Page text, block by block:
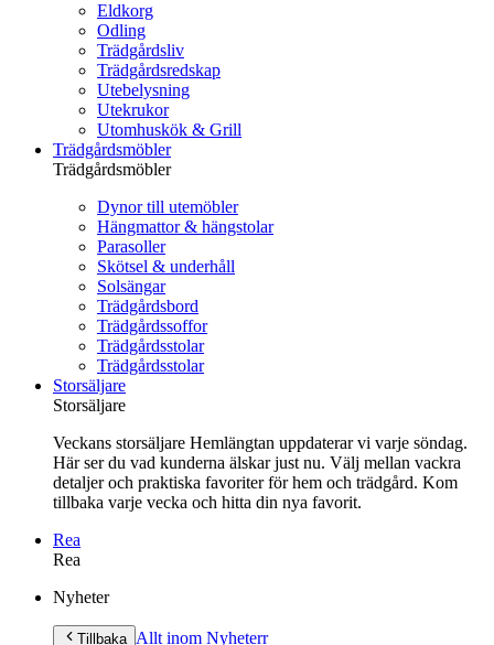
Eldkorg
Odling
Trädgårdsliv
Trädgårdsredskap
Utebelysning
Utekrukor
Utomhuskök & Grill
Trädgårdsmöbler
Trädgårdsmöbler
Dynor till utemöbler
Hängmattor & hängstolar
Parasoller
Skötsel & underhåll
Solsängar
Trädgårdsbord
Trädgårdssoffor
Trädgårdsstolar
Trädgårdsstolar
Storsäljare
Storsäljare
Veckans storsäljare Hemlängtan uppdaterar vi varje söndag.
Här ser du vad kunderna älskar just nu. Välj mellan vackra
detaljer och praktiska favoriter för hem och trädgård. Kom
tillbaka varje vecka och hitta din nya favorit.
Rea
Rea
Nyheter
Tillbaka Allt inom Nyheterr